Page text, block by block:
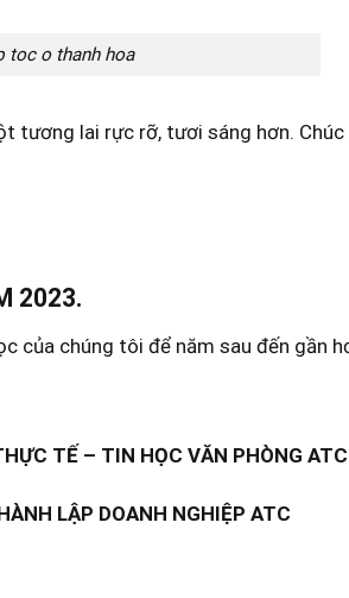
toc o thanh hoa
tương lai rực rỡ, tươi sáng hơn. Chúc
2023.
của chúng tôi để năm sau đến gần
TẾ – TIN HỌC VĂN PHÒNG ATC
LẬP DOANH NGHIỆP ATC